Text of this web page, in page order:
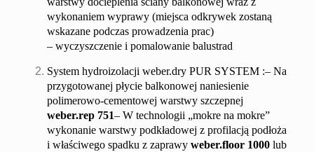
wykonaniem wyprawy(miejsca odkrywek zostaną
wskazane podczas prowadzenia prac)
–wyczyszczenie i pomalowanie balustrad
System hydroizolacji weber.dry PUR SYSTEM :– Na
przygotowanej płycie balkonowej naniesienie
polimerowo-cementowej warstwy szczepnej
weber.rep 751– W technologii „mokre na mokre”
wykonanie warstwy podkładowej z profilacją podłoża
i właściwego spadku z zaprawyweber.floor 1000 lub